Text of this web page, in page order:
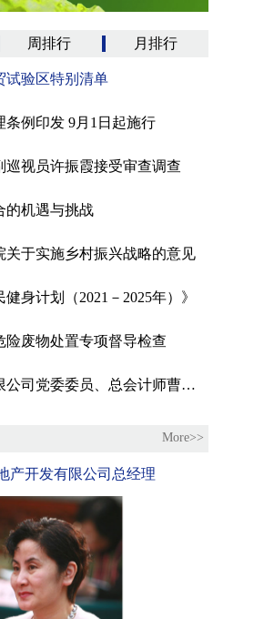
周排行 月排行
试验区特别清单
条例印发 9月1日起施行
巡视员许振霞接受审查调查
的机遇与挑战
关于实施乡村振兴战略的意见
身计划（2021－2025年）》
险废物处置专项督导检查
中国林业集团有限公司党委委员、总会计师曹军接受纪律审查和监察调查
More>>
产开发有限公司总经理